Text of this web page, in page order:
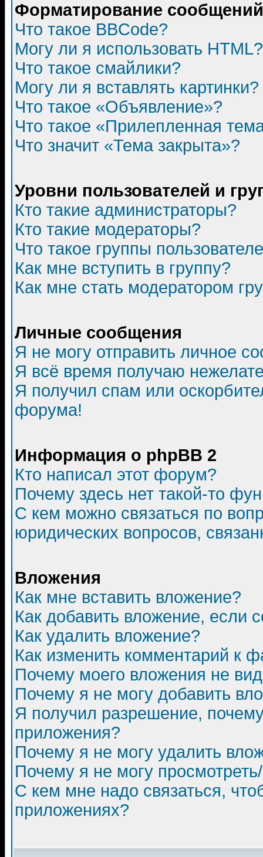
Форматирование
Что такое BBCode?
Могу ли я использовать HTML?
Что такое смайлики?
Могу ли я вставлять картинки?
Что такое «Объявление»?
Что такое «Прилепленная
Что значит «Тема закрыта»?
Уровни пользователей и
Кто такие администраторы?
Кто такие модераторы?
Что такое группы
Как мне вступить в группу?
Как мне стать модератором
Личные сообщения
Я не могу отправить личное
Я всё время получаю
Я получил спам или
форума!
Информация о phpBB 2
Кто написал этот форум?
Почему здесь нет такой-то
С кем можно связаться по
юридических вопросов,
Вложения
Как мне вставить вложение?
Как добавить вложение, если
Как удалить вложение?
Как изменить комментарий к
Почему моего вложения не
Почему я не могу добавить
Я получил разрешение,
приложения?
Почему я не могу удалить
Почему я не могу
С кем мне надо связаться,
приложениях?